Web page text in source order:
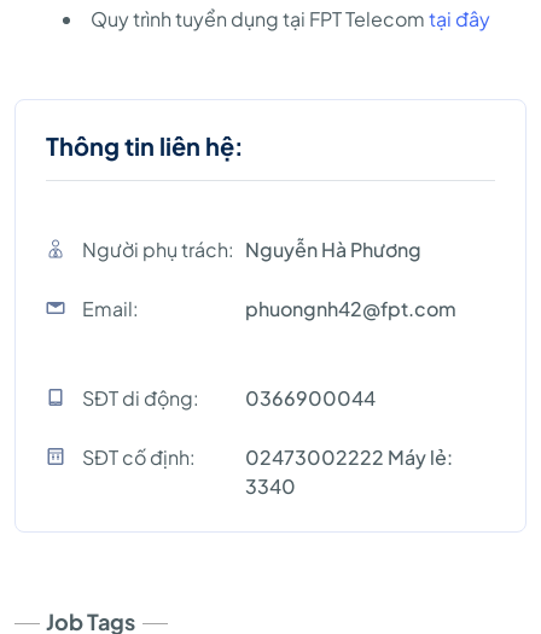
Quy trình tuyển dụng tại FPT Telecomtại đây
Thông tin liên hệ:
Người phụ trách: Nguyễn Hà Phương
Email: phuongnh42@fpt.com
SĐT di động: 0366900044
SĐT cố định:
02473002222 Máy lẻ:
3340
Job Tags